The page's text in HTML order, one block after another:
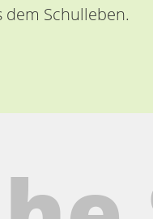
Schulleben.